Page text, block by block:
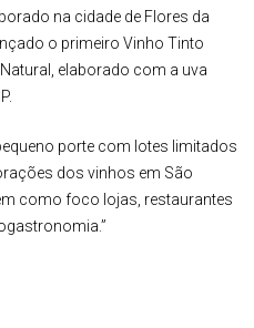
na cidade de Flores da
o primeiro Vinho Tinto
elaborado com a uva
porte com lotes limitados
dos vinhos em São
como foco lojas, restaurantes